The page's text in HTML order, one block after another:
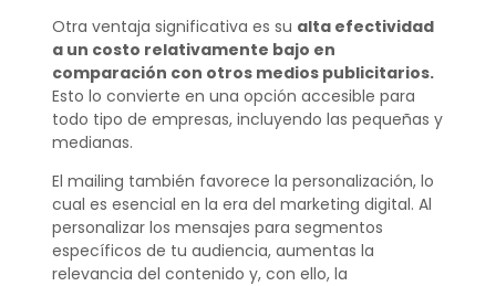
Otra ventaja significativa es su alta efectividad
a un costo relativamente bajo en
comparación con otros medios publicitarios.
Esto lo convierte en una opción accesible para
todo tipo de empresas, incluyendo las pequeñas y
medianas.
El mailing también favorece la personalización, lo
cual es esencial en la era del marketing digital. Al
personalizar los mensajes para segmentos
específicos de tu audiencia, aumentas la
relevancia del contenido y, con ello, la